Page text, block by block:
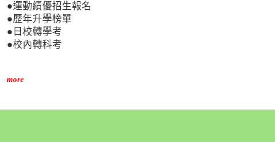
●運動績優招生報名
●歷年升學榜單
●日校轉學考
●校內轉科考
more